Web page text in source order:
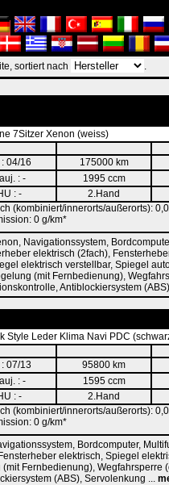
sortiert nach
.
7Sitzer Xenon (weiss)
: 04/16 175000 km
: -
1995 ccm
: - 2.Hand
(kombiniert/innerorts/außerorts):
0 g/km*
Navigationssystem,
elektrisch (2fach),
elektrisch verstellbar, Spiegel
(mit Fernbedienung),
Antiblockiersystem
Style Leder Klima Navi PDC
: 07/13 95800 km
: -
1595 ccm
: - 2.Hand
(kombiniert/innerorts/außerorts):
0 g/km*
Bordcomputer,
elektrisch, Spiegel
Fernbedienung),
(ABS), Servolenkung ...